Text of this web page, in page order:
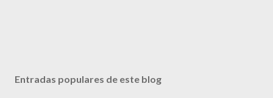
Entradas populares de este blog